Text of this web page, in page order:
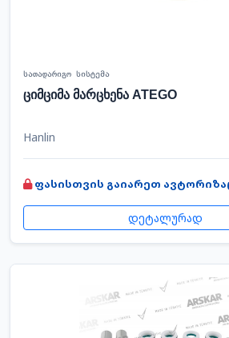
სათადარიგო სისტემა
ციმციმა მარცხენა ATEGO
Hanlin
ფასისთვის გაიარეთ
დეტალურად